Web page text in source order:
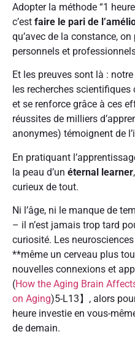
Adopter la méthode “1
c’est faire le pari de
qu’avec de la constance,
personnels et
Et les preuves sont là :
les recherches
et se renforce grâce à ces
réussites de milliers
anonymes) témoignent de
En pratiquant
la peau d’un éternal learner
curieux de tout.
Ni l’âge, ni le manque de
– il n’est jamais trop tard
curiosité. Les
**même un cerveau plus
nouvelles connexions et
(How the Aging Brain
on Aging)5-L13】, alors
heure investie en vous-
de demain.